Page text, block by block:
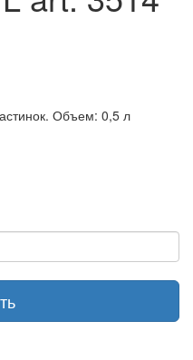
Объем: 0,5 л